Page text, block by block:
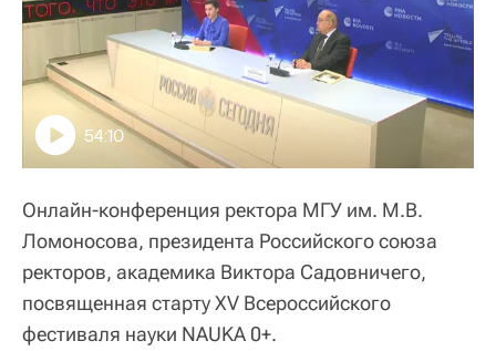
54:10
Онлайн-конференция ректора МГУ им. М.В.
Ломоносова, президента Российского союза
ректоров, академика Виктора Садовничего,
посвященная старту XV Всероссийского
фестиваля науки NAUKA 0+.